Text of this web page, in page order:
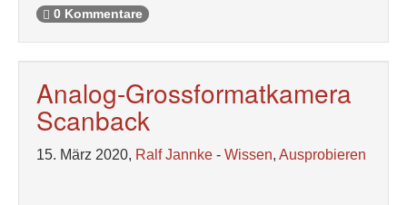
0 Kommentare
Analog-Grossformatkamera
Scanback
15. März 2020, Ralf Jannke - Wissen, Ausprobieren